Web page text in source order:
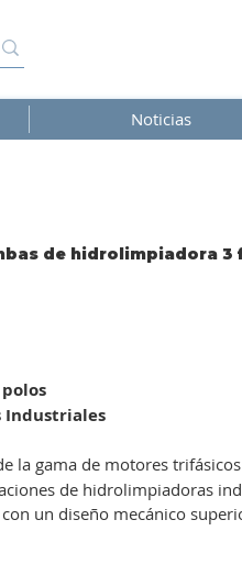
Noticias
de hidrolimpiadora
Industriales
la gama de motores
de hidrolimpiadoras
un diseño mecánico